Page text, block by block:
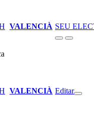
VALENCIÀ SEU
VALENCIÀ Editar